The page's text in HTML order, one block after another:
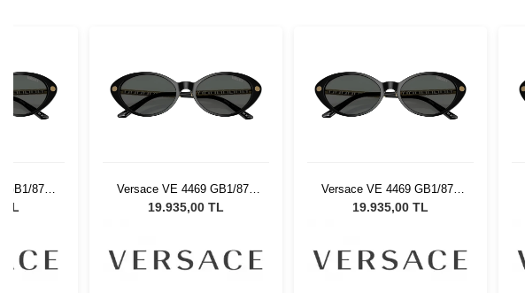
87 -
TL
Versace VE 4469 GB1/87 -
54 Kadın Güneş Gözlüğü
19.935,00 TL
Versace VE 4469 GB1/87 -
54 Kadın Güneş Gözlüğü
19.935,00 TL